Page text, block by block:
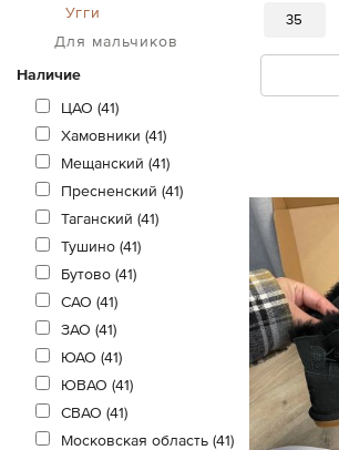
Угги
Для мальчиков
Наличие
ЦАО (41)
Хамовники (41)
Мещанский (41)
Пресненский (41)
Таганский (41)
Тушино (41)
Бутово (41)
САО (41)
ЗАО (41)
ЮАО (41)
ЮВАО (41)
СВАО (41)
Московская область (41)
35